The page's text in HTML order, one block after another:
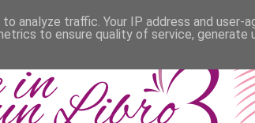
analyze traffic. Your IP address and user-
to ensure quality of service, generate